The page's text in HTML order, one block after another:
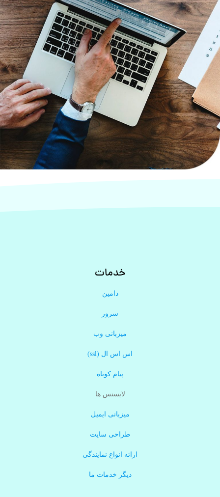
خدمات
دامین
سرور
میزبانی وب
اس اس ال (ssl)
پیام کوتاه
لایسنس ها
میزبانی ایمیل
طراحی سایت
ارائه انواع نمایندگی
دیگر خدمات ما